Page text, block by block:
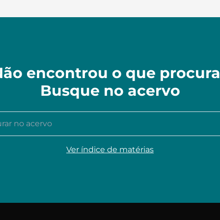
encontrou o que
Busque no acervo
acervo
Ver índice de matérias